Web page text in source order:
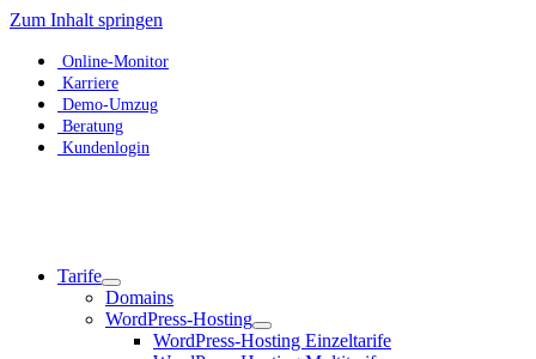
Zum Inhalt springen
Online-Monitor
Karriere
Demo-Umzug
Beratung
Kundenlogin
Tarife
Domains
WordPress-Hosting
WordPress-Hosting Einzeltarife